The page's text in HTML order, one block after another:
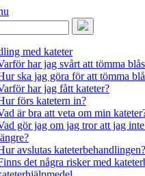
med kateter
har jag svårt att tömma
ska jag göra för att tömma
har jag fått kateter?
förs katetern in?
är bra att veta om min
gör jag om jag tror att jag
avslutas kateterbehandlingen?
det några risker med